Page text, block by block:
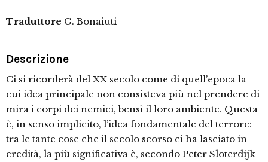
Traduttore G. Bonaiuti
Descrizione
Ci si ricorderà del XX secolo come di quell’epoca la
cui idea principale non consisteva più nel prendere di
mira i corpi dei nemici, bensì il loro ambiente. Questa
è, in senso implicito, l’idea fondamentale del terrore:
tra le tante cose che il secolo scorso ci ha lasciato in
eredità, la più significativa è, secondo Peter Sloterdijk